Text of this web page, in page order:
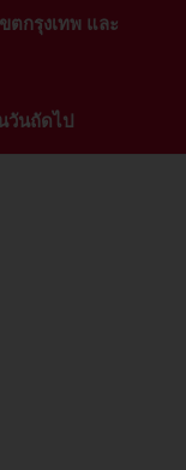
ตกรุงเทพ และ
วันถัดไป